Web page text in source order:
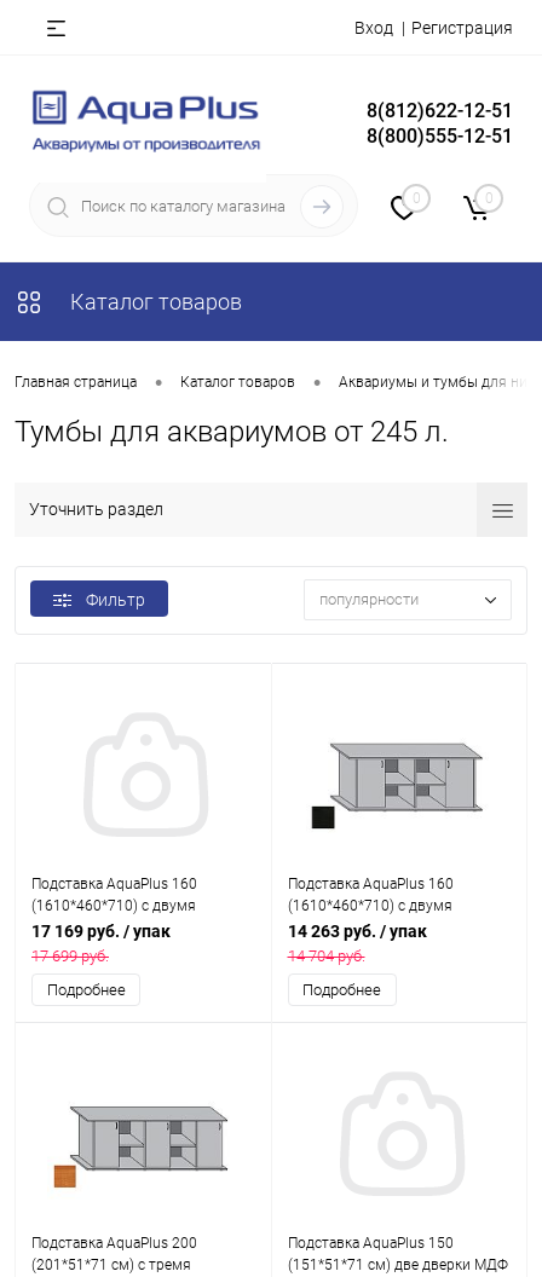
Вход Регистрация
8(812)622-12-51
8(800)555-12-51
0 0
Каталог товаров
Главная страница • Каталог товаров • Аквариумы и тумбы для них
Тумбы для аквариумов от 245 л.
Уточнить раздел
Фильтр популярности
Подставка AquaPlus 160
(1610*460*710) с двумя
дверками МДФ со стеклами по
краям, черный, в коробке , ПВХ
17 169 руб. / упак
17 699 руб.
Подробнее
Подставка AquaPlus 160
(1610*460*710) с двумя
дверками ДСП по краям, черная,
в коробке , ПВХ
14 263 руб. / упак
14 704 руб.
Подробнее
Подставка AquaPlus 200
(201*51*71 см) с тремя
Подставка AquaPlus 150
(151*51*71 см) две дверки МДФ